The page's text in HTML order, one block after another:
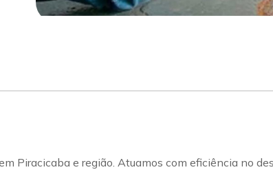
Piracicaba e região. Atuamos com eficiência no